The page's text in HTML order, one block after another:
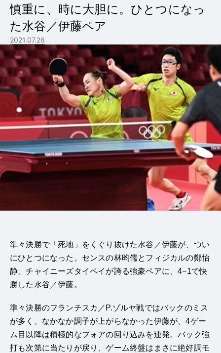
慎重に、時に大胆に。ひとつになっ
た水谷／伊藤ペア
2021.07.26
準々決勝で「死地」をくぐり抜けた水谷／伊藤が、つい
にひとつになった。センスの林昀儒とフィジカルの鄭怡
静。チャイニーズタイペイが誇る強豪ペアに、4−1で快
勝した水谷／伊藤。
準々決勝のフランチスカ／P.ゾルヤ戦ではバックのミス
が多く、なかなか調子が上がらなかった伊藤が、4ゲー
ム目以降は積極的なフォアの回り込みを連発。バック強
打も次第に当たりが戻り、ゲーム終盤はまさに絶好調モ